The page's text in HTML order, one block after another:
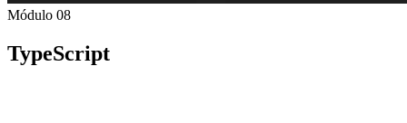
Módulo 08
TypeScript